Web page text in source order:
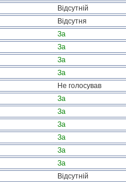
Відсутній
Відсутня
За
За
За
За
Не голосував
За
За
За
За
За
За
Відсутній